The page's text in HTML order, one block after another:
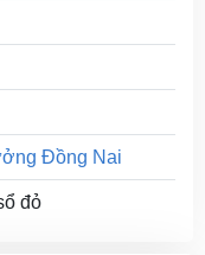
Đồng Nai
đỏ